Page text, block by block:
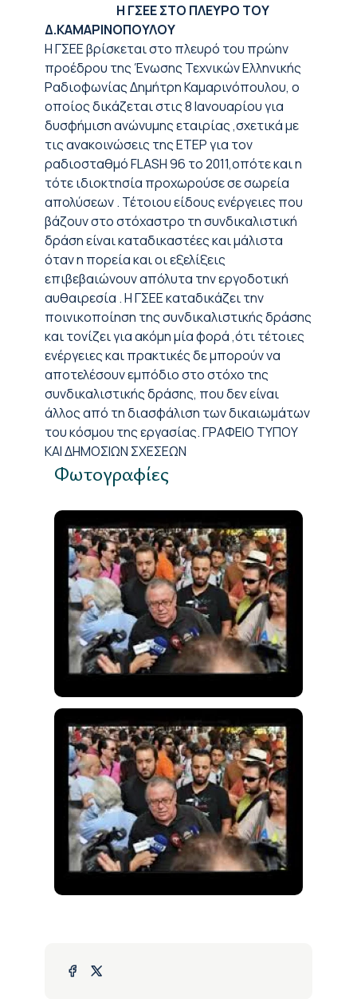
H ΓΣΕΕ ΣΤΟ ΠΛΕΥΡΟ ΤΟΥ
Δ.ΚΑΜΑΡΙΝΟΠΟΥΛΟΥ
H ΓΣΕΕ βρίσκεται στο πλευρό του πρώην
προέδρου της Ένωσης Τεχνικών Ελληνικής
Ραδιοφωνίας Δημήτρη Καμαρινόπουλου, ο
οποίος δικάζεται στις 8 Ιανουαρίου για
δυσφήμιση ανώνυμης εταιρίας ,σχετικά με
τις ανακοινώσεις της ΕΤΕΡ για τον
ραδιοσταθμό FLASH 96 το 2011,οπότε και η
τότε ιδιοκτησία προχωρούσε σε σωρεία
απολύσεων . Τέτοιου είδους ενέργειες που
βάζουν στο στόχαστρο τη συνδικαλιστική
δράση είναι καταδικαστέες και μάλιστα
όταν η πορεία και οι εξελίξεις
επιβεβαιώνουν απόλυτα την εργοδοτική
αυθαιρεσία . Η ΓΣΕΕ καταδικάζει την
ποινικοποίηση της συνδικαλιστικής δράσης
και τονίζει για ακόμη μία φορά ,ότι τέτοιες
ενέργειες και πρακτικές δε μπορούν να
αποτελέσουν εμπόδιο στο στόχο της
συνδικαλιστικής δράσης, που δεν είναι
άλλος από τη διασφάλιση των δικαιωμάτων
του κόσμου της εργασίας. ΓΡΑΦΕΙΟ ΤΥΠΟΥ
ΚΑΙ ΔΗΜΟΣΙΩΝ ΣΧΕΣΕΩΝ
Φωτογραφίες